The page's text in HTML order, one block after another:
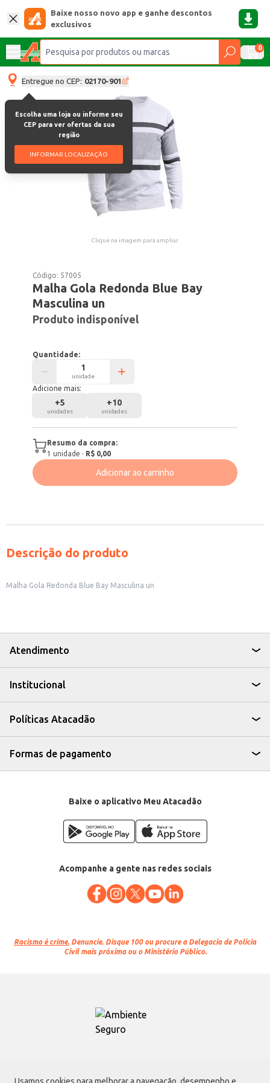
Baixe nosso novo app e ganhe descontos
exclusivos
0
Entregue no CEP: 02170-901
Escolha uma loja ou informe seu
CEP para ver ofertas da sua
região
INFORMAR LOCALIZAÇÃO
Clique na imagem para ampliar.
Código: 57005
Malha Gola Redonda Blue Bay
Masculina un
Produto indisponível
Quantidade:
unidade
Adicione mais:
+5
unidades
+10
unidades
Resumo da compra:
1 unidade · R$ 0,00
Adicionar ao carrinho
Descrição do produto
Malha Gola Redonda Blue Bay Masculina un
Atendimento
Institucional
Políticas Atacadão
Formas de pagamento
Baixe o aplicativo Meu Atacadão
Acompanhe a gente nas redes sociais
Racismo é crime. Denuncie. Disque 100 ou procure a Delegacia de Polícia
Civil mais próxima ou o Ministério Público.